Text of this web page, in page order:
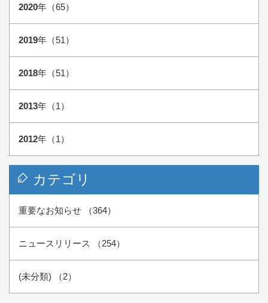
2020年（65）
2019年（51）
2018年（51）
2013年（1）
2012年（1）
カテゴリ
重要なお知らせ （364）
ニュースリリース （254）
(未分類) （2）